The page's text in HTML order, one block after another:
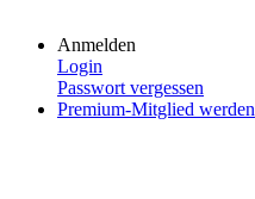
Anmelden
Login
Passwort vergessen
Premium-Mitglied werden